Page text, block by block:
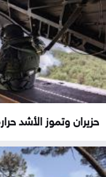
حزيران وتموز الأشد